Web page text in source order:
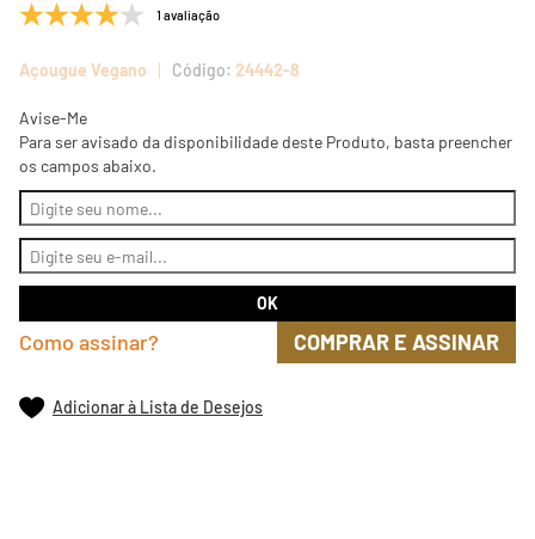
1 avaliação
Açougue Vegano 24442-8
Avise-Me
Para ser avisado da disponibilidade deste Produto, basta preencher
os campos abaixo.
Como assinar? COMPRAR E ASSINAR
Adicionar à Lista de Desejos